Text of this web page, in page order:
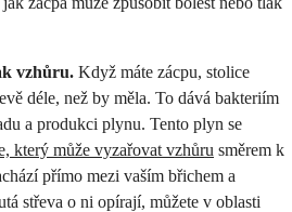
vzhůru. Když máte zácpu, stolice
déle, než by měla. To dává bakteriím
a produkci plynu. Tento plyn se
který může vyzařovat vzhůru směrem k
přímo mezi vaším břichem a
střeva o ni opírají, můžete v oblasti